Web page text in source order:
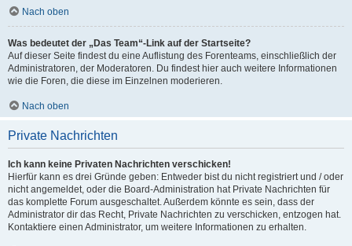
Nach oben
Was bedeutet der „Das Team“-Link auf der Startseite?
Auf dieser Seite findest du eine Auflistung des Forenteams, einschließlich der
Administratoren, der Moderatoren. Du findest hier auch weitere Informationen
wie die Foren, die diese im Einzelnen moderieren.
Nach oben
Private Nachrichten
Ich kann keine Privaten Nachrichten verschicken!
Hierfür kann es drei Gründe geben: Entweder bist du nicht registriert und / oder
nicht angemeldet, oder die Board-Administration hat Private Nachrichten für
das komplette Forum ausgeschaltet. Außerdem könnte es sein, dass der
Administrator dir das Recht, Private Nachrichten zu verschicken, entzogen hat.
Kontaktiere einen Administrator, um weitere Informationen zu erhalten.